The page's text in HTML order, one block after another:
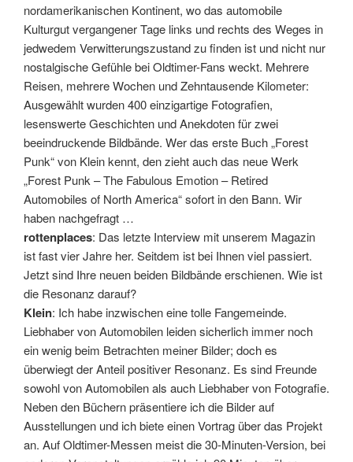
nordamerikanischen Kontinent, wo das automobile
Kulturgut vergangener Tage links und rechts des Weges in
jedwedem Verwitterungszustand zu finden ist und nicht nur
nostalgische Gefühle bei Oldtimer-Fans weckt. Mehrere
Reisen, mehrere Wochen und Zehntausende Kilometer:
Ausgewählt wurden 400 einzigartige Fotografien,
lesenswerte Geschichten und Anekdoten für zwei
beeindruckende Bildbände. Wer das erste Buch „Forest
Punk“ von Klein kennt, den zieht auch das neue Werk
„Forest Punk – The Fabulous Emotion – Retired
Automobiles of North America“ sofort in den Bann. Wir
haben nachgefragt …
rottenplaces: Das letzte Interview mit unserem Magazin
ist fast vier Jahre her. Seitdem ist bei Ihnen viel passiert.
Jetzt sind Ihre neuen beiden Bildbände erschienen. Wie ist
die Resonanz darauf?
Klein: Ich habe inzwischen eine tolle Fangemeinde.
Liebhaber von Automobilen leiden sicherlich immer noch
ein wenig beim Betrachten meiner Bilder; doch es
überwiegt der Anteil positiver Resonanz. Es sind Freunde
sowohl von Automobilen als auch Liebhaber von Fotografie.
Neben den Büchern präsentiere ich die Bilder auf
Ausstellungen und ich biete einen Vortrag über das Projekt
an. Auf Oldtimer-Messen meist die 30-Minuten-Version, bei